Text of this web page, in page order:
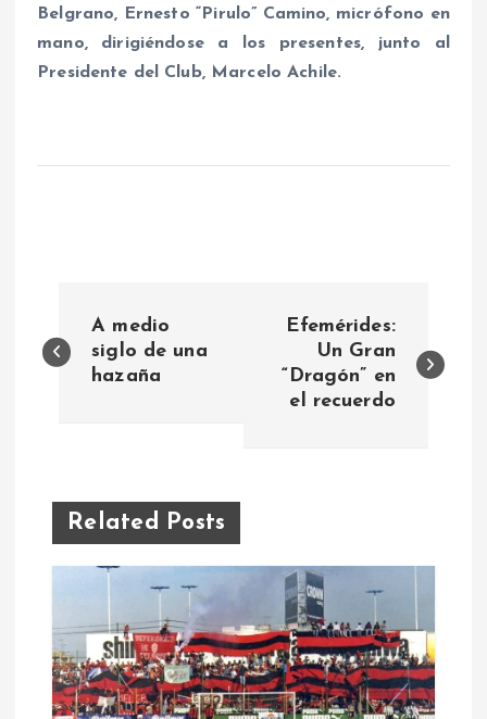
Belgrano, Ernesto “Pirulo” Camino, micrófono en
mano, dirigiéndose a los presentes, junto al
Presidente del Club, Marcelo Achile.
a
a
c
A medio
siglo de una
hazaña
Efemérides:
Un Gran
“Dragón” en
el recuerdo
Related Posts